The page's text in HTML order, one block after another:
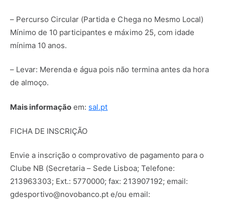
– Percurso Circular (Partida e Chega no Mesmo Local)
Mínimo de 10 participantes e máximo 25, com idade
mínima 10 anos.
– Levar: Merenda e água pois não termina antes da hora
de almoço.
Mais informação em: sal.pt
FICHA DE INSCRIÇÃO
Envie a inscrição o comprovativo de pagamento para o
Clube NB (Secretaria – Sede Lisboa; Telefone:
213963303; Ext.: 5770000; fax: 213907192; email:
gdesportivo@novobanco.pt e/ou email: